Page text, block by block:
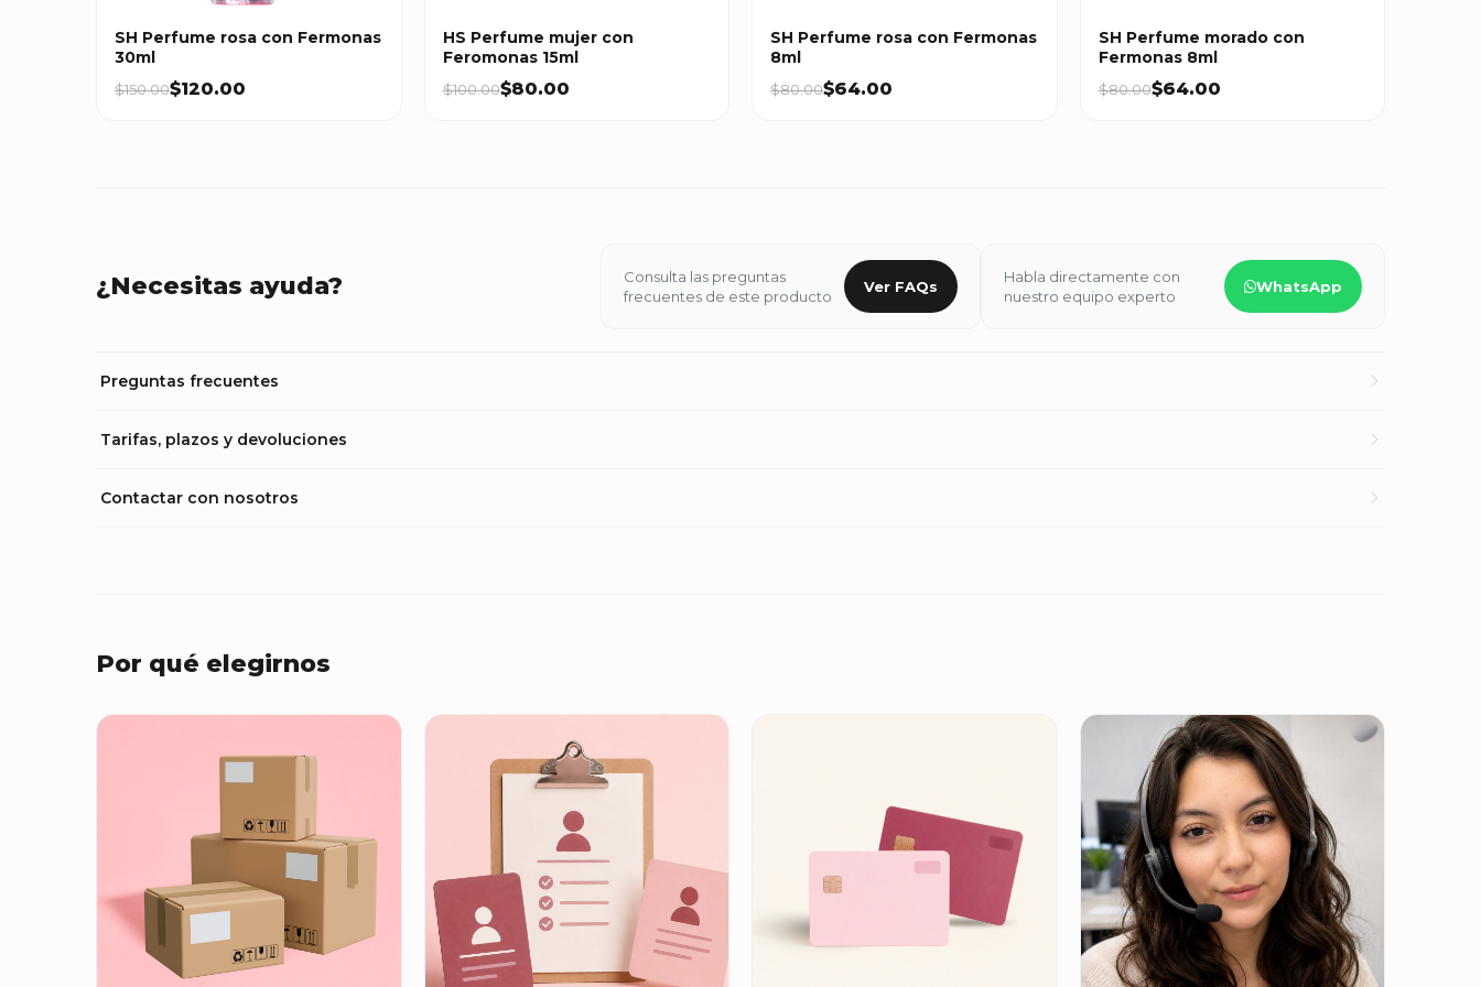
SH Perfume rosa con Fermonas
30ml
$150.00$120.00
HS Perfume mujer con
Feromonas 15ml
$100.00$80.00
SH Perfume rosa con Fermonas
8ml
$80.00$64.00
SH Perfume morado con
Fermonas 8ml
$80.00$64.00
¿Necesitas ayuda?
Consulta las preguntas
frecuentes de este producto
Ver FAQs
Habla directamente con
nuestro equipo experto
WhatsApp
Preguntas frecuentes
Tarifas, plazos y devoluciones
Contactar con nosotros
Por qué elegirnos